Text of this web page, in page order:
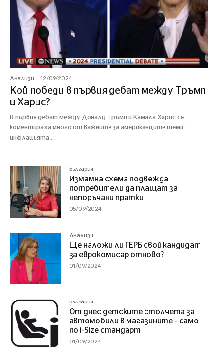
Анализи 12/09/2024
Кой победи в първия дебат между Тръмп
и Харис?
В първия дебат между Доналд Тръмп и Камала Харис се
коментираха много от важните за американците теми -
инфлацията,...
България
Измамна схема подвежда
потребители да плащат за
непоръчани пратки
05/09/2024
Анализи
Ще наложи ли ГЕРБ свой кандидат
за еврокомисар отново?
01/09/2024
България
От днес детските столчета за
автомобили в магазините – само
по i-Size стандарт
01/09/2024